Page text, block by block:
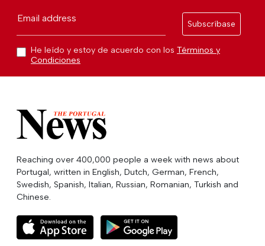
Email address
Subscríbase
He leído y estoy de acuerdo con los Términos y
Condiciones
Reaching over 400,000 people a week with news about
Portugal, written in English, Dutch, German, French,
Swedish, Spanish, Italian, Russian, Romanian, Turkish and
Chinese.